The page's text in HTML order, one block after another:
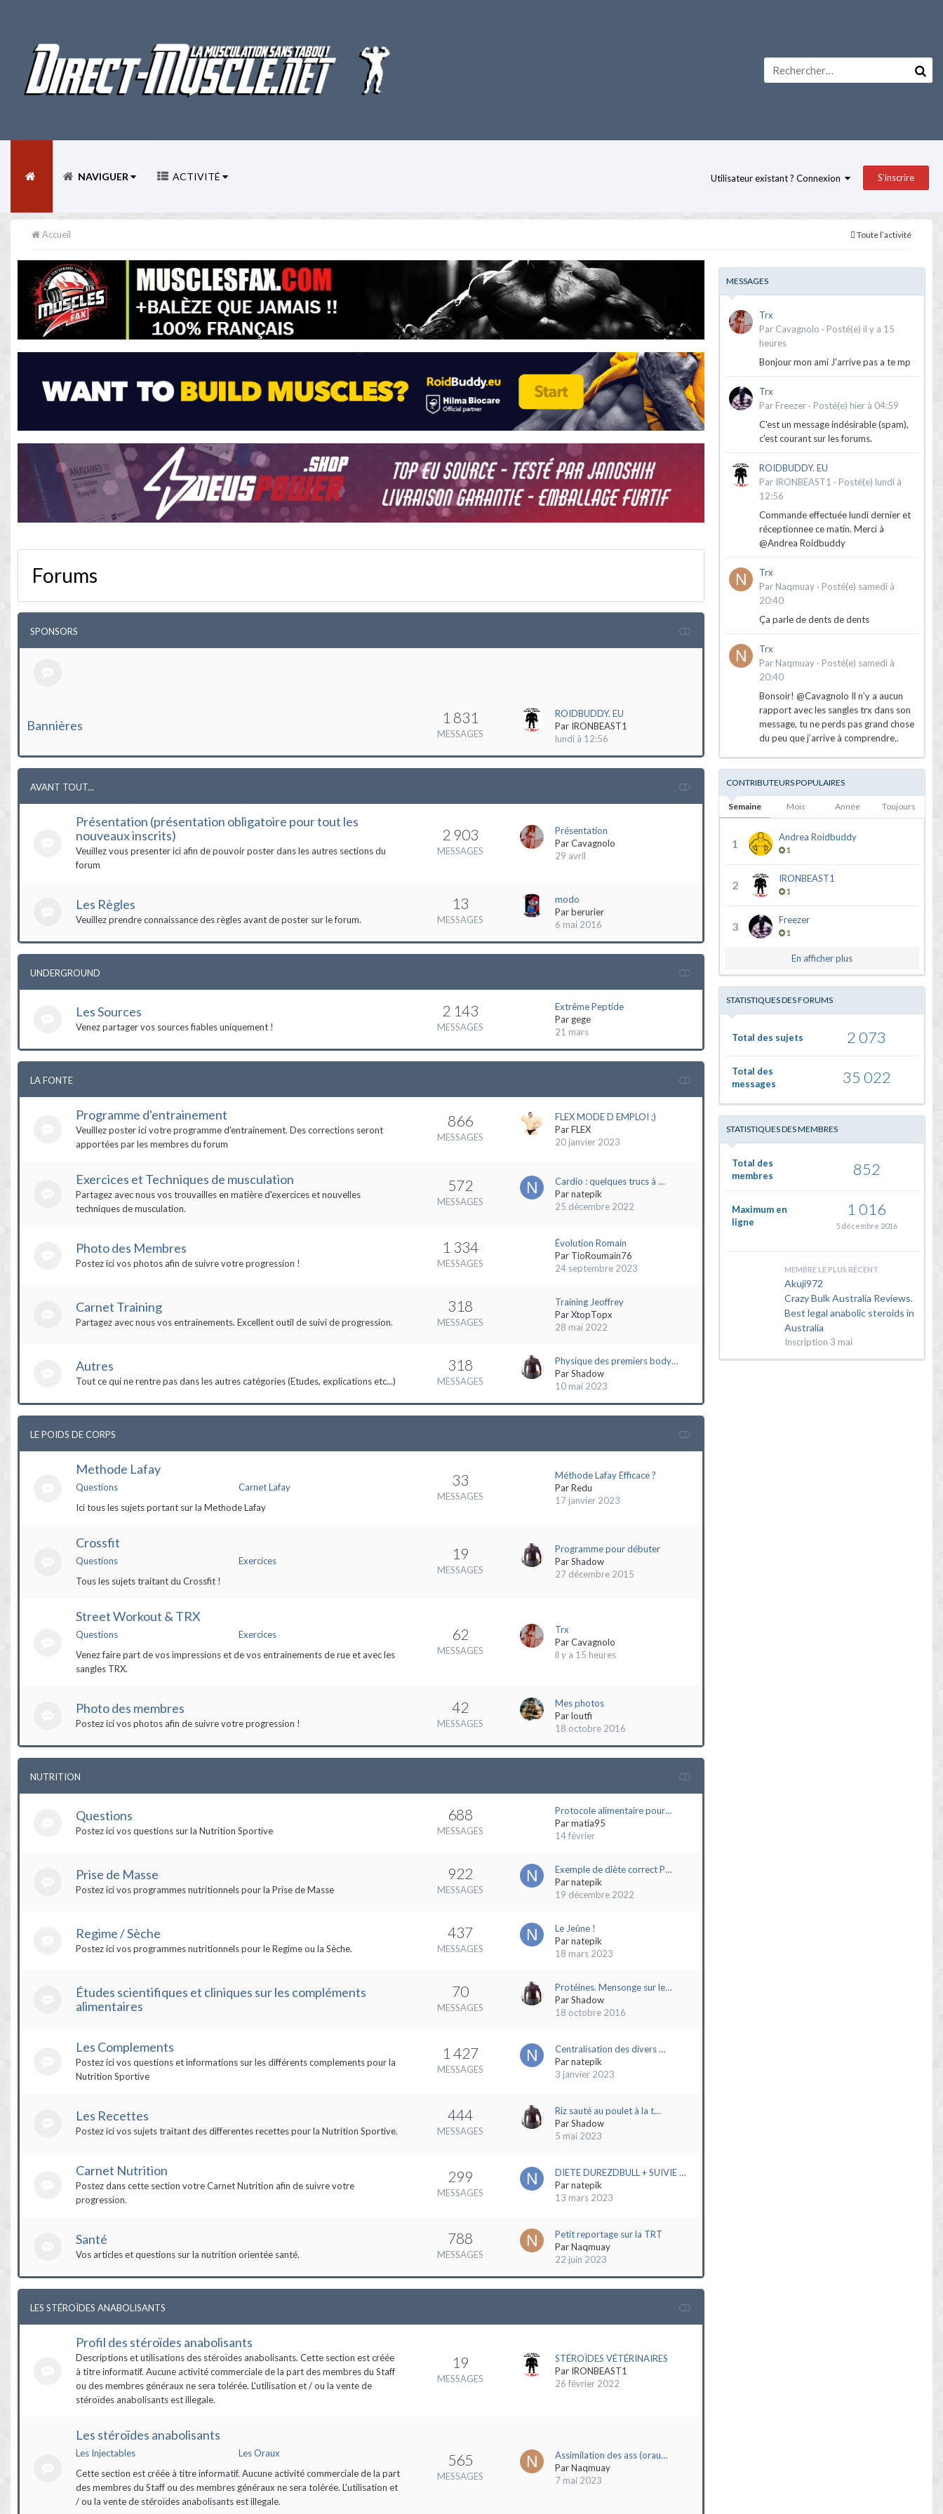
Utilisateur existant ? Connexion S’inscrire
NAVIGUER ACTIVITÉ
Toute l’activité
Accueil
Forums
SPONSORS
Bannières 1 831
MESSAGES
ROIDBUDDY. EU
Par IRONBEAST1
lundi à 12:56
AVANT TOUT...
Présentation (présentation obligatoire pour tout les
nouveaux inscrits)
Veuillez vous presenter ici afin de pouvoir poster dans les autres sections du
forum
2 903
MESSAGES
Présentation
ParCavagnolo
29 avril
Les Règles
Veuillez prendre connaissance des règles avant de poster sur le forum.
13
MESSAGES
modo
Parberurier
6 mai 2016
UNDERGROUND
Les Sources
Venez partager vos sources fiables uniquement !
2 143
MESSAGES
Extrême Peptide
Par gege
21 mars
LA FONTE
Programme d'entrainement
Veuillez poster ici votre programme d'entrainement. Des corrections seront
apportées par les membres du forum
866
MESSAGES
FLEX MODE D EMPLOI ;)
ParFLEX
20 janvier 2023
Exercices et Techniques de musculation
Partagez avec nous vos trouvailles en matière d'exercices et nouvelles
techniques de musculation.
572
MESSAGES
Cardio : quelques trucs à …
Parnatepik
25 décembre 2022
Photo des Membres
Postez ici vos photos afin de suivre votre progression !
1 334
MESSAGES
Évolution Romain
Par TioRoumain76
24 septembre 2023
Carnet Training
Partagez avec nous vos entrainements. Excellent outil de suivi de progression.
318
MESSAGES
Training Jeoffrey
ParXtopTopx
28 mai 2022
Autres
Tout ce qui ne rentre pas dans les autres catégories (Etudes, explications etc...)
318
MESSAGES
Physique des premiers body…
ParShadow
10 mai 2023
LE POIDS DE CORPS
Methode Lafay
Questions
Carnet Lafay
Ici tous les sujets portant sur la Methode Lafay
33
MESSAGES
Méthode Lafay Efficace ?
ParRedu
17 janvier 2023
Crossfit
Questions
Exercices
Tous les sujets traitant du Crossfit !
19
MESSAGES
Programme pour débuter
ParShadow
27 décembre 2015
Street Workout & TRX
Questions
Exercices
Venez faire part de vos impressions et de vos entrainements de rue et avec les
sangles TRX.
62
MESSAGES
Trx
ParCavagnolo
il y a 15 heures
Photo des membres
Postez ici vos photos afin de suivre votre progression !
42
MESSAGES
Mes photos
Parloutfi
18 octobre 2016
NUTRITION
Questions
Postez ici vos questions sur la Nutrition Sportive
688
MESSAGES
Protocole alimentaire pour…
Parmatia95
14 février
Prise de Masse
Postez ici vos programmes nutritionnels pour la Prise de Masse
922
MESSAGES
Exemple de diète correct P…
Parnatepik
19 décembre 2022
Regime / Sèche
Postez ici vos programmes nutritionnels pour le Regime ou la Sèche.
437
MESSAGES
Le Jeûne !
Parnatepik
18 mars 2023
Études scientifiques et cliniques sur les compléments
alimentaires
70
MESSAGES
Protéines. Mensonge sur le…
ParShadow
18 octobre 2016
Les Complements
Postez ici vos questions et informations sur les différents complements pour la
Nutrition Sportive
1 427
MESSAGES
Centralisation des divers …
Parnatepik
3 janvier 2023
Les Recettes
Postez ici vos sujets traitant des differentes recettes pour la Nutrition Sportive.
444
MESSAGES
Riz sauté au poulet à la t…
ParShadow
5 mai 2023
Carnet Nutrition
Postez dans cette section votre Carnet Nutrition afin de suivre votre
progression.
299
MESSAGES
DIETE DUREZDBULL + SUIVIE …
Parnatepik
13 mars 2023
Santé
Vos articles et questions sur la nutrition orientée santé.
788
MESSAGES
Petit reportage sur la TRT
ParNaqmuay
22 juin 2023
LES STÉROÏDES ANABOLISANTS
Profil des stéroïdes anabolisants
Descriptions et utilisations des stéroïdes anabolisants. Cette section est créée
à titre informatif. Aucune activité commerciale de la part des membres du Staff
ou des membres généraux ne sera tolérée. L'utilisation et / ou la vente de
stéroïdes anabolisants est illegale.
19
MESSAGES
STÉROÏDES VÉTÉRINAIRES
Par IRONBEAST1
26 février 2022
Les stéroïdes anabolisants
Les Injectables
Les Oraux
Cette section est créée à titre informatif. Aucune activité commerciale de la part
des membres du Staff ou des membres généraux ne sera tolérée. L'utilisation et
/ ou la vente de stéroïdes anabolisants est illegale.
565
MESSAGES
Assimilation des ass (orau…
ParNaqmuay
7 mai 2023
MESSAGES
Trx
Par Cavagnolo · Posté(e) il y a 15
heures
Bonjour mon ami J'arrive pas a te mp
Trx
Par Freezer · Posté(e) hier à 04:59
C'est un message indésirable (spam),
c'est courant sur les forums.
ROIDBUDDY. EU
Par IRONBEAST1 · Posté(e) lundi à
12:56
Commande effectuée lundi dernier et
réceptionnee ce matin. Merci à
@Andrea Roidbuddy
Trx
Par Naqmuay · Posté(e) samedi à
20:40
Ça parle de dents de dents
Trx
Par Naqmuay · Posté(e) samedi à
20:40
Bonsoir! @Cavagnolo Il n’y a aucun
rapport avec les sangles trx dans son
message, tu ne perds pas grand chose
du peu que j’arrive à comprendre..
CONTRIBUTEURS POPULAIRES
Semaine Mois Année Toujours
1 Andrea Roidbuddy
1
2 IRONBEAST1
1
3 Freezer
1
En afficher plus
STATISTIQUES DES FORUMS
Total des sujets 2 073
Total des
messages
35 022
STATISTIQUES DES MEMBRES
Total des
membres
852
Maximum en
ligne
1 016
5 décembre 2016
MEMBRE LE PLUS RÉCENT
Akuji972
Crazy Bulk Australia Reviews.
Best legal anabolic steroids in
Australia
Inscription 3 mai